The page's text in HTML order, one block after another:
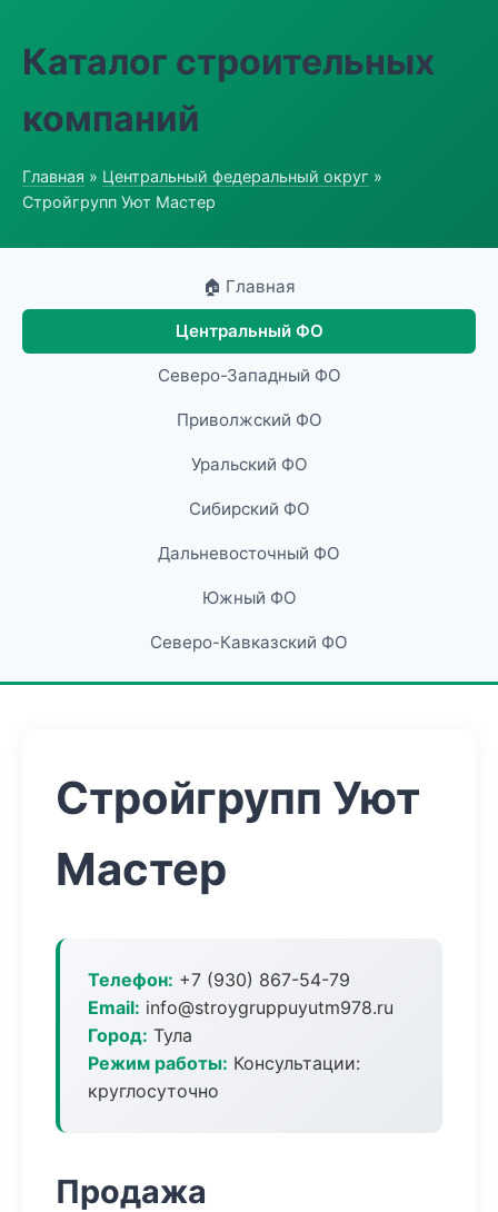
Каталог строительных
компаний
Главная » Центральный федеральный округ »
Стройгрупп Уют Мастер
🏠 Главная
Центральный ФО
Северо-Западный ФО
Приволжский ФО
Уральский ФО
Сибирский ФО
Дальневосточный ФО
Южный ФО
Северо-Кавказский ФО
Стройгрупп Уют
Мастер
Телефон: +7 (930) 867-54-79
Email: info@stroygruppuyutm978.ru
Город: Тула
Режим работы: Консультации:
круглосуточно
Продажа